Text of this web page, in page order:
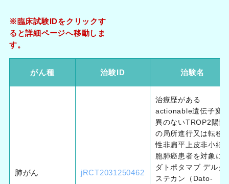
※臨床試験IDをクリックす
ると詳細ページへ移動しま
す。
がん種 治験ID 治験名
肺がん jRCT2031250462
治療歴がある
actionable遺伝子変
異のないTROP2陽性
の局所進行又は転移
性非扁平上皮非小細
胞肺癌患者を対象に
ダトポタマブ デルク
ステカン（Dato-